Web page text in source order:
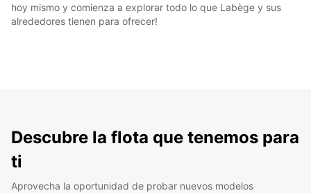
hoy mismo y comienza a explorar todo lo que Labège y sus
alrededores tienen para ofrecer!
Descubre la flota que tenemos para
ti
Aprovecha la oportunidad de probar nuevos modelos